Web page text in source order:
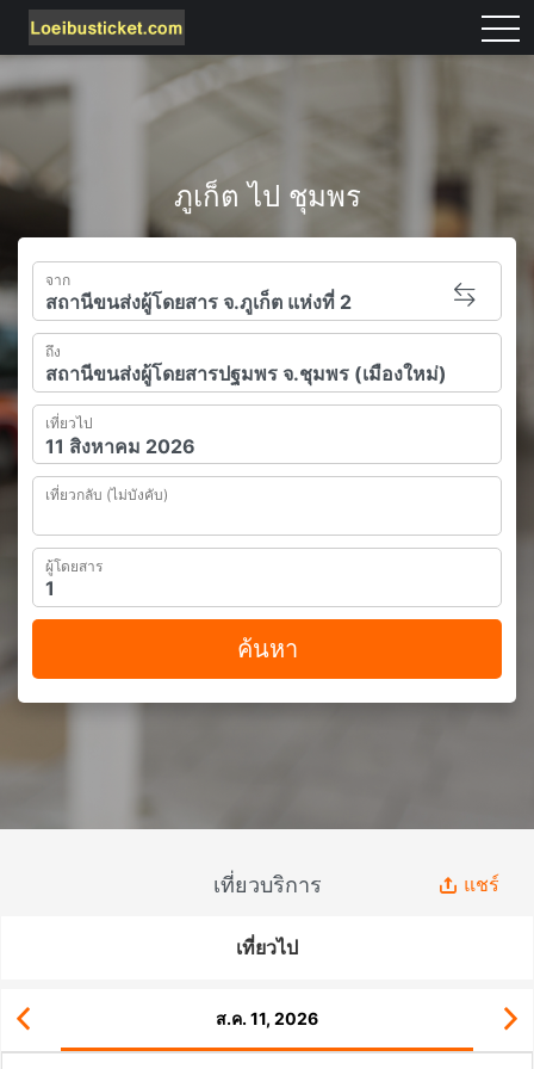
ภูเก็ต ไป ชุมพร
จาก
ถึง
เที่ยวไป
เที่ยวกลับ (ไม่บังคับ)
ผู้โดยสาร
ค้นหา
เที่ยวบริการ แชร์
เที่ยวไป
ส.ค. 11, 2026